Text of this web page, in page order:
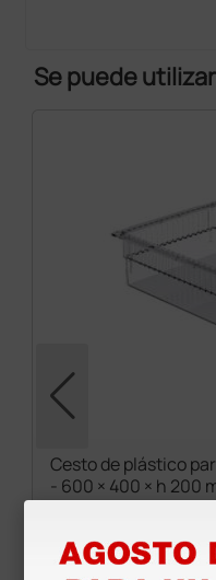
Se puede
Cesto de plástico
- 600 × 400 × h 200
62,00 €